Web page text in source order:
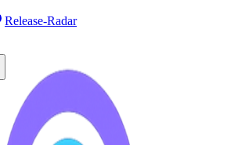
Release-Radar